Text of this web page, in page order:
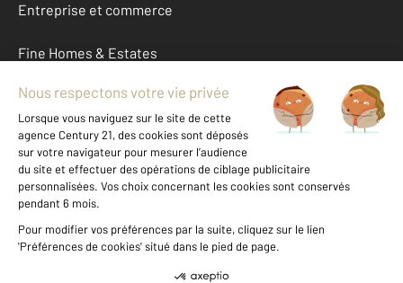
Entreprise et commerce
Fine Homes & Estates
À propos
International
Nous contacter